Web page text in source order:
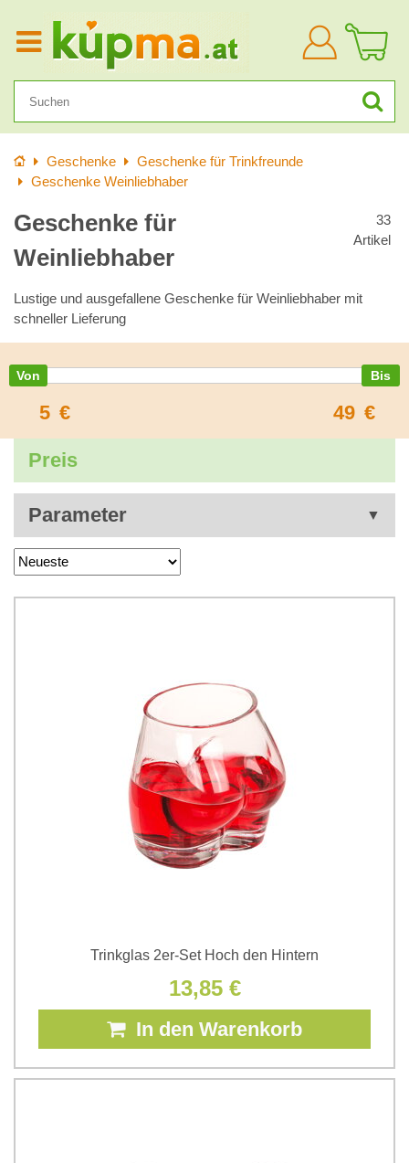
Anmelden
StartseiteGeschenke
Geschenke für Trinkfreunde
Geschenke Weinliebhaber
Geschenke für
Weinliebhaber
33
Artikel
Lustige und ausgefallene Geschenke für Weinliebhaber mit
schneller Lieferung
5 € 49 €
Preis
Parameter
Trinkglas 2er-Set Hoch den Hintern
13,85 €
In den Warenkorb